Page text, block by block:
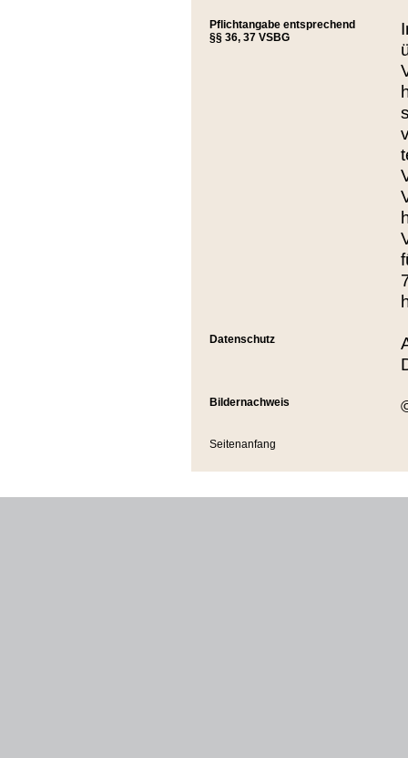
Pflichtangabe entsprechend
§§ 36, 37 VSBG
Datenschutz
Bildernachweis
Seitenanfang